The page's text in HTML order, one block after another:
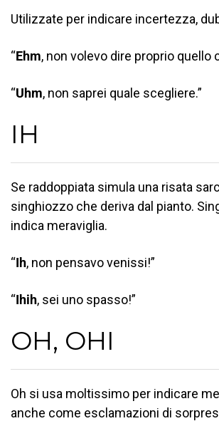
Utilizzate per indicare incertezza,
“Ehm, non volevo dire proprio quello
“Uhm, non saprei quale scegliere.”
IH
Se raddoppiata simula una risata
singhiozzo che deriva dal pianto.
indica meraviglia.
“Ih, non pensavo venissi!”
“Ihih, sei uno spasso!”
OH, OHI
Oh si usa moltissimo per indicare
anche come esclamazioni di